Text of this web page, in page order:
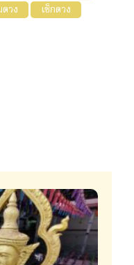
วง
เช็กดวง